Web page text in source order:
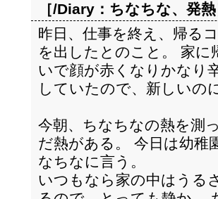
［/Diary： ちなちな、発熱
昨日、仕事を終え、帰る
を出したとのこと。 家に
いで顔が赤くなりかなり
していたので、新しいの
今朝、ちなちなの熱を測
だ熱がある。 今日は幼稚
なちなに言う。
いつもなら家の中はうる